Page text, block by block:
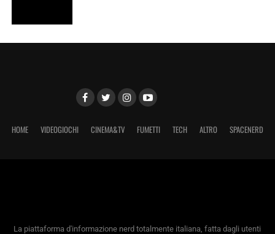
HOME VIDEOGIOCHI CINEMA&TV FUMETTI TECH ALTRO SPACENERD
La piattaforma d'informazione nerd totalmente italiana, fatta dagli utenti